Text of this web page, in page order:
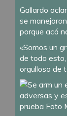
Gallardo
se
porque acá
«Somos un
de todo
orgulloso de